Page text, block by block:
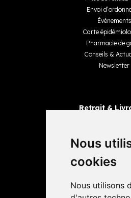
Nous
cookies
Nous utilisons
Envoi
Événements
Carte
Pharmacie de
Conseils &
Newsletter
Retrait &
Livraisons
4,4 / 5 65